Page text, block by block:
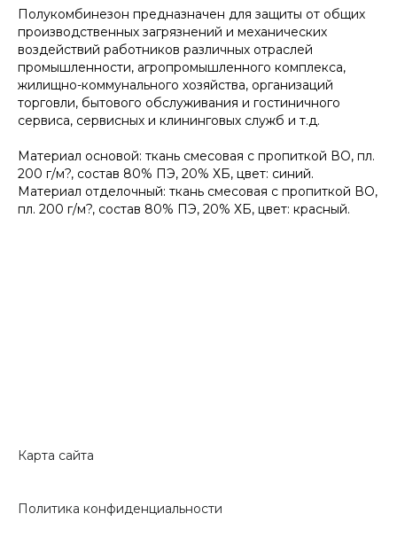
Полукомбинезон предназначен для защиты от общих
производственных загрязнений и механических
воздействий работников различных отраслей
промышленности, агропромышленного комплекса,
жилищно-коммунального хозяйства, организаций
торговли, бытового обслуживания и гостиничного
сервиса, сервисных и клининговых служб и т.д.
Материал основой: ткань смесовая с пропиткой ВО, пл.
200 г/м?, состав 80% ПЭ, 20% ХБ, цвет: синий.
Материал отделочный: ткань смесовая с пропиткой ВО,
пл. 200 г/м?, состав 80% ПЭ, 20% ХБ, цвет: красный.
Карта сайта
Политика конфиденциальности